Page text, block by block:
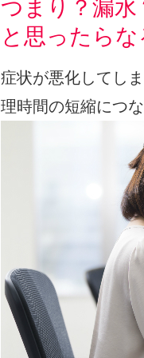
つまり？漏
と思ったら
症状が悪化してし
理時間の短縮につな